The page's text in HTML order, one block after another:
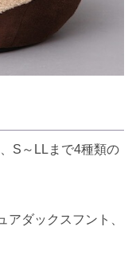
S～LLまで4種類の
ダックスフント、